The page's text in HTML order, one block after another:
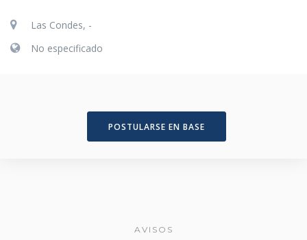
Las Condes, -
No especificado
POSTULARSE EN BASE
AVISOS